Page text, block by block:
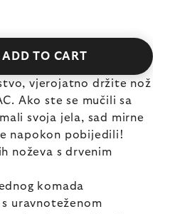
ADD TO CART
vjerojatno držite nož
Ako ste se mučili sa
svoja jela, sad mirne
napokon pobijedili!
noževa s drvenim
komada
uravnoteženom